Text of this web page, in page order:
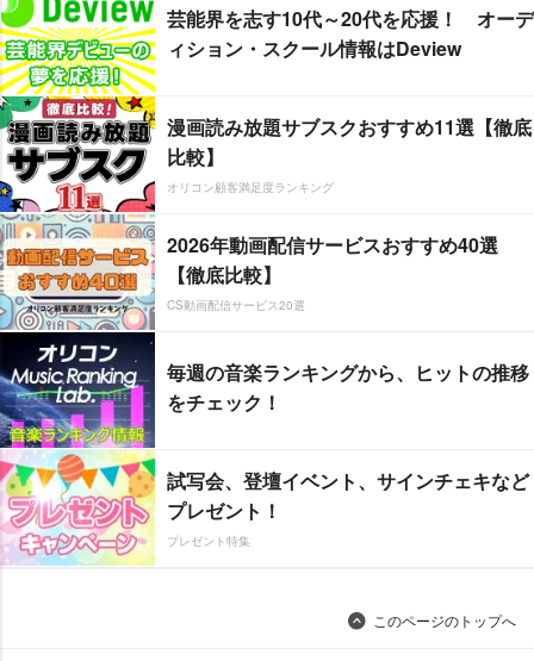
芸能界を志す10代～20代を応援！ オーデ
ィション・スクール情報はDeview
漫画読み放題サブスクおすすめ11選【徹底
比較】
オリコン顧客満足度ランキング
2026年動画配信サービスおすすめ40選
【徹底比較】
CS動画配信サービス20選
毎週の音楽ランキングから、ヒットの推移
をチェック！
試写会、登壇イベント、サインチェキなど
プレゼント！
プレゼント特集
このページのトップへ